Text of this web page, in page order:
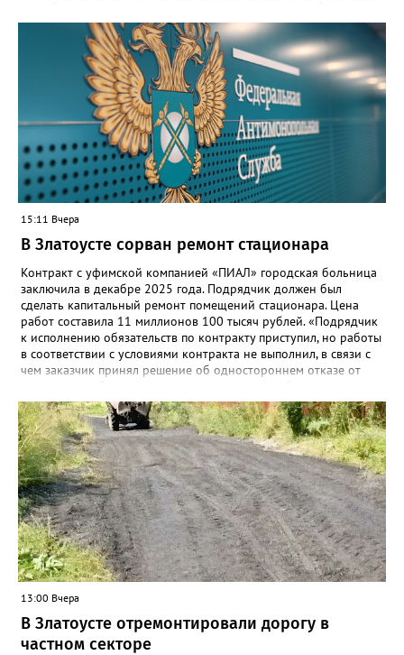
региональном министерстве образования. - Платформа ТОР
“Моя школа” объединит все школьные сервисы в единую
безопасную государственную экосистему. Предполагается, что
переход пройдёт максимально комфортно для пользователей».
Привычные функции - оценки, расписание, домашние задания,
связь с учителями, знакомые пользователям экосистемы
«Госуслуги Моя школа», не просто сохранятся, они будут
собраны в одном месте, подчеркнули в ведомстве. Причём в
этом случае переход на ТОР станет вообще незаметным.
15:11 Вчера
В Златоусте сорван ремонт стационара
Контракт с уфимской компанией «ПИАЛ» городская больница
заключила в декабре 2025 года. Подрядчик должен был
сделать капитальный ремонт помещений стационара. Цена
работ составила 11 миллионов 100 тысяч рублей. «Подрядчик
к исполнению обязательств по контракту приступил, но работы
в соответствии с условиями контракта не выполнил, в связи с
чем заказчик принял решение об одностороннем отказе от
Челябинском УФАС. Антимонопольная служба приняла
решение включить ООО «ПИАЛ» в реестр недобросовестных
поставщиков. В чёрном списке уфимский подрядчик будет два
года.
13:00 Вчера
В Златоусте отремонтировали дорогу в
частном секторе